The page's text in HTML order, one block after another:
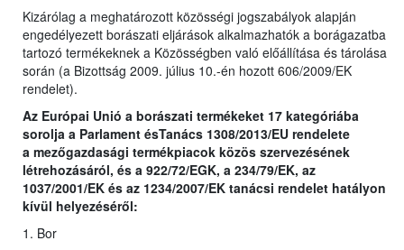
Kizárólag a meghatározott közösségi jogszabályok alapján
engedélyezett borászati eljárások alkalmazhatók a borágazatba
tartozó termékeknek a Közösségben való előállítása és tárolása
során (a Bizottság 2009. július 10.-én hozott 606/2009/EK
rendelet).
Az Európai Unió a borászati termékeket 17 kategóriába
sorolja a Parlament ésTanács 1308/2013/EU rendelete
a mezőgazdasági termékpiacok közös szervezésének
létrehozásáról, és a 922/72/EGK, a 234/79/EK, az
1037/2001/EK és az 1234/2007/EK tanácsi rendelet hatályon
kívül helyezéséről:
1. Bor